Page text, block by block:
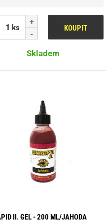
ks KOUPIT
Skladem
II. GEL - 200 ML/JAHODA